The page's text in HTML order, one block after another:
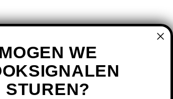
MIJN ACCOUNT
MOGEN WE
STUREN?